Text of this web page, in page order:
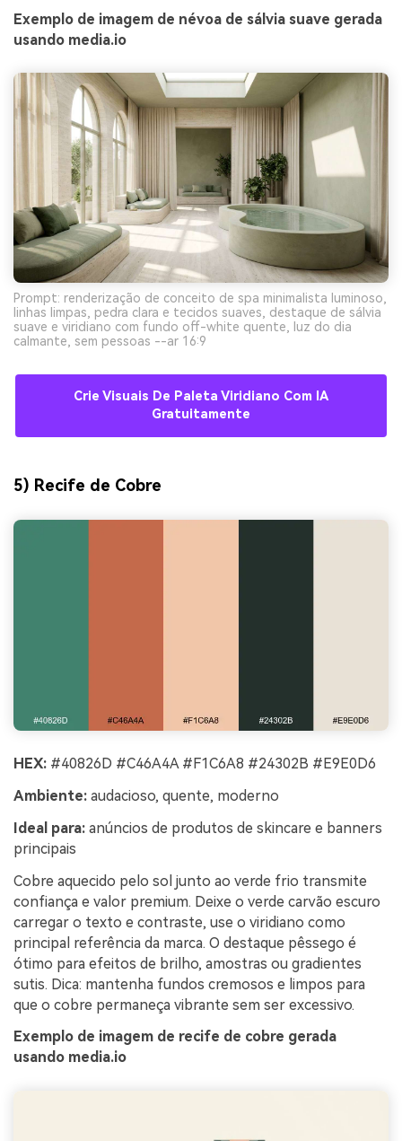
Exemplo de imagem de névoa de sálvia suave gerada
usando media.io
Prompt: renderização de conceito de spa minimalista luminoso,
linhas limpas, pedra clara e tecidos suaves, destaque de sálvia
suave e viridiano com fundo off-white quente, luz do dia
calmante, sem pessoas --ar 16:9
Crie Visuais De Paleta Viridiano Com IA
Gratuitamente
5) Recife de Cobre
HEX: #40826D #C46A4A #F1C6A8 #24302B #E9E0D6
Ambiente: audacioso, quente, moderno
Ideal para: anúncios de produtos de skincare e banners
principais
Cobre aquecido pelo sol junto ao verde frio transmite
confiança e valor premium. Deixe o verde carvão escuro
carregar o texto e contraste, use o viridiano como
principal referência da marca. O destaque pêssego é
ótimo para efeitos de brilho, amostras ou gradientes
sutis. Dica: mantenha fundos cremosos e limpos para
que o cobre permaneça vibrante sem ser excessivo.
Exemplo de imagem de recife de cobre gerada
usando media.io